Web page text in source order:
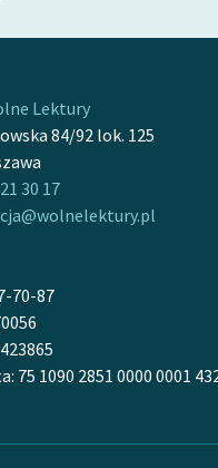
oraz
Wolnych
Lektury
84/92 lok. 125
30 17
70-87
75 1090 2851 0000 0001